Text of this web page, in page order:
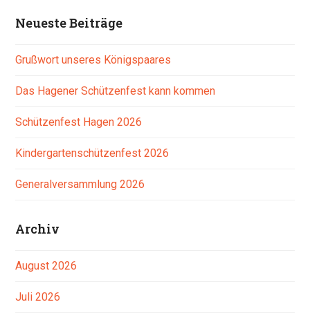
Neueste Beiträge
Grußwort unseres Königspaares
Das Hagener Schützenfest kann kommen
Schützenfest Hagen 2026
Kindergartenschützenfest 2026
Generalversammlung 2026
Archiv
August 2026
Juli 2026